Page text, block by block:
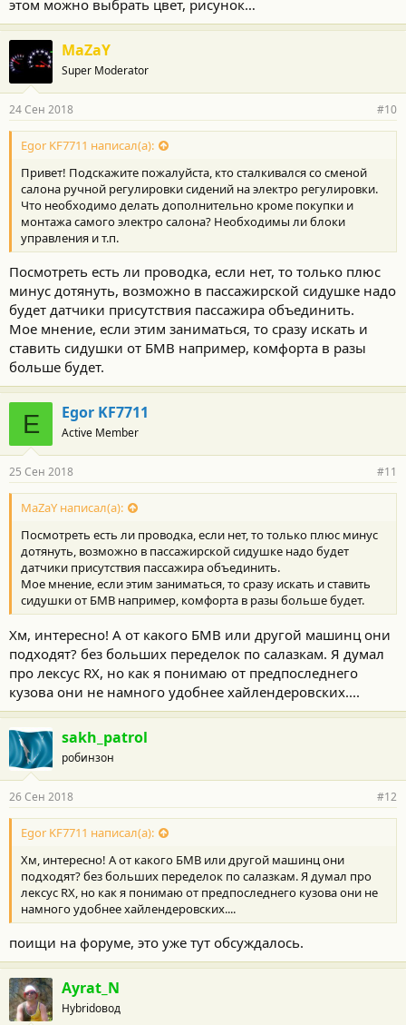
этом можно выбрать цвет, рисунок…
MaZaY
Super Moderator
24 Сен 2018 #10
Egor KF7711 написал(а):
Привет! Подскажите пожалуйста, кто сталкивался со сменой
салона ручной регулировки сидений на электро регулировки.
Что необходимо делать дополнительно кроме покупки и
монтажа самого электро салона? Необходимы ли блоки
управления и т.п.
Посмотреть есть ли проводка, если нет, то только плюс
минус дотянуть, возможно в пассажирской сидушке надо
будет датчики присутствия пассажира объединить.
Мое мнение, если этим заниматься, то сразу искать и
ставить сидушки от БМВ например, комфорта в разы
больше будет.
E Egor KF7711
Active Member
25 Сен 2018 #11
MaZaY написал(а):
Посмотреть есть ли проводка, если нет, то только плюс минус
дотянуть, возможно в пассажирской сидушке надо будет
датчики присутствия пассажира объединить.
Мое мнение, если этим заниматься, то сразу искать и ставить
сидушки от БМВ например, комфорта в разы больше будет.
Хм, интересно! А от какого БМВ или другой машинц они
подходят? без больших переделок по салазкам. Я думал
про лексус RX, но как я понимаю от предпоследнего
кузова они не намного удобнее хайлендеровских....
sakh_patrol
робинзон
26 Сен 2018 #12
Egor KF7711 написал(а):
Хм, интересно! А от какого БМВ или другой машинц они
подходят? без больших переделок по салазкам. Я думал про
лексус RX, но как я понимаю от предпоследнего кузова они не
намного удобнее хайлендеровских....
поищи на форуме, это уже тут обсуждалось.
Ayrat_N
Hybridовод